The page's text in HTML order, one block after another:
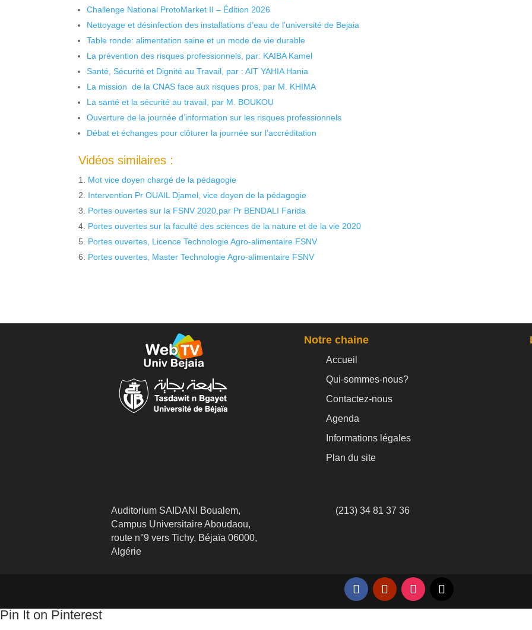
Challenge National ProtoMarket II – Édition 2026
Nettoyage et désinfection des installations d’eau de l’université de Bejaia
Table ronde: alimentation saine et un mode de vie durable
La prévention des risques professionnels, par: KAIBA Kamel
Santé, Sécurité et Dignité au Travail, par : AIT YAHIA Hania
La mission de la CNAS face aux risques pros, par M. KHIMA
La santé et la sécurité au travail, par M. BOUKOU
Ouverture de la journée d’information sur les risques professionnels
Débat et échanges pour clôturer la journée sur l’accréditation
Vidéos similaires :
Mot vice doyen chargé de la pédagogie
Intervention Pr OUAIL Djamel, vice doyen de la pédagogie
Portes ouvertes sur la FSNV 2020,par Pr BENDALI Farida
Portes ouvertes sur la faculté des sciences de la nature et de la vie 2020
Portes ouvertes, Licence Technologie Agro-alimentaire FSNV
Portes ouvertes, Master Technologie Agro-alimentaire FSNV
Notre chaine
Accueil
Qui-sommes-nous?
Contactez-nous
Agenda
Informations légales
Plan du site
Auditorium SAIDANI Boualem,
Campus Universitaire Aboudaou,
route n°9 vers Tichy, Béjaïa 06000,
Algérie
(213) 34 81 37 36
Pin It on Pinterest